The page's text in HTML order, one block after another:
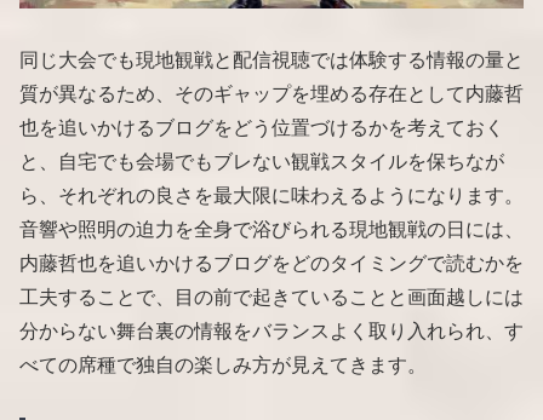
同じ大会でも現地観戦と配信視聴では体験する情報の量と
質が異なるため、そのギャップを埋める存在として内藤哲
也を追いかけるブログをどう位置づけるかを考えておく
と、自宅でも会場でもブレない観戦スタイルを保ちなが
ら、それぞれの良さを最大限に味わえるようになります。
音響や照明の迫力を全身で浴びられる現地観戦の日には、
内藤哲也を追いかけるブログをどのタイミングで読むかを
工夫することで、目の前で起きていることと画面越しには
分からない舞台裏の情報をバランスよく取り入れられ、す
べての席種で独自の楽しみ方が見えてきます。